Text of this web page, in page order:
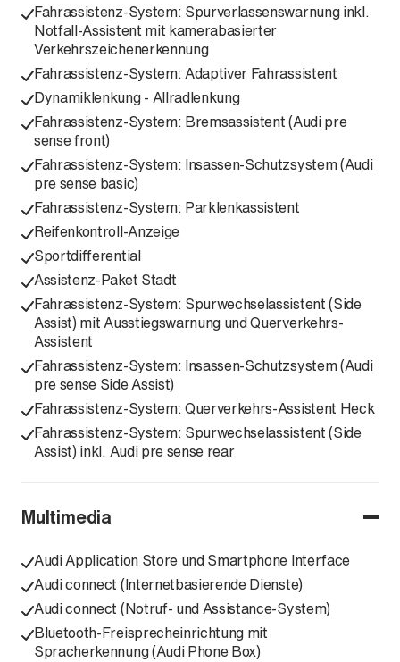
Fahrassistenz-System: Spurverlassenswarnung inkl.
Notfall-Assistent mit kamerabasierter
Verkehrszeichenerkennung
Fahrassistenz-System: Adaptiver Fahrassistent
Dynamiklenkung - Allradlenkung
Fahrassistenz-System: Bremsassistent (Audi pre
sense front)
Fahrassistenz-System: Insassen-Schutzsystem (Audi
pre sense basic)
Fahrassistenz-System: Parklenkassistent
Reifenkontroll-Anzeige
Sportdifferential
Assistenz-Paket Stadt
Fahrassistenz-System: Spurwechselassistent (Side
Assist) mit Ausstiegswarnung und Querverkehrs-
Assistent
Fahrassistenz-System: Insassen-Schutzsystem (Audi
pre sense Side Assist)
Fahrassistenz-System: Querverkehrs-Assistent Heck
Fahrassistenz-System: Spurwechselassistent (Side
Assist) inkl. Audi pre sense rear
Multimedia
Audi Application Store und Smartphone Interface
Audi connect (Internetbasierende Dienste)
Audi connect (Notruf- und Assistance-System)
Bluetooth-Freisprecheinrichtung mit
Spracherkennung (Audi Phone Box)